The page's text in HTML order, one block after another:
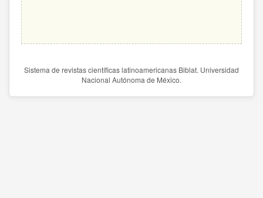
Sistema de revistas científicas latinoamericanas Biblat. Universidad
Nacional Autónoma de México.